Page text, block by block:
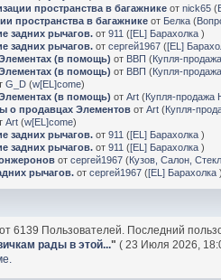
пространства в багажнике отnick65 (
пространства в багажнике от Белка (
задних рычагов. от911 ([EL] Барахолка)
задних рычагов. отсергей1967 ([EL]
(в помощь) от ВВП (Купля-
(в помощь) от ВВП (Купля-
G_D (w[EL]come)
(в помощь) отArt (Купля-продажа
о продавцах Элементов отArt (Купля-
Art (w[EL]come)
задних рычагов. от911 ([EL] Барахолка)
задних рычагов. от911 ([EL] Барахолка)
отсергей1967 (Кузов, Салон,
рычагов. отсергей1967 ([EL] Барахолка)
6139 Пользователей. Последний
рады в этой..." ( 23 Июля 2026,